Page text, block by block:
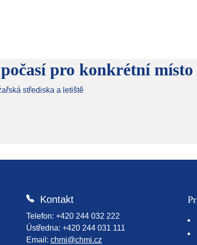
pro konkrétní místo
střediska a letiště
Kontakt
Telefon: +420 244 032 222
Ústředna: +420 244 031 111
Email: chmi@chmi.cz